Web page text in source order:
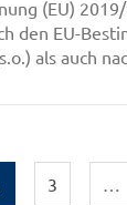
(EU)
den EU-
als auch
3 …